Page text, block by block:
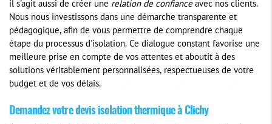
il s'agit aussi de créer une relation de confianceavec nos clients.
Nous nous investissons dans une démarche transparente et
pédagogique, afin de vous permettre de comprendre chaque
étape du processus d'isolation. Ce dialogue constant favorise une
meilleure prise en compte de vos attentes et aboutit à des
solutions véritablement personnalisées, respectueuses de votre
budget et de vos délais.
Demandez votre devis isolation thermique à Clichy